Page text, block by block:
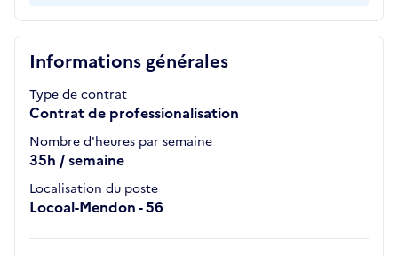
Informations générales
Type de contrat
Contrat de professionalisation
Nombre d'heures par semaine
35h / semaine
Localisation du poste
Locoal-Mendon - 56